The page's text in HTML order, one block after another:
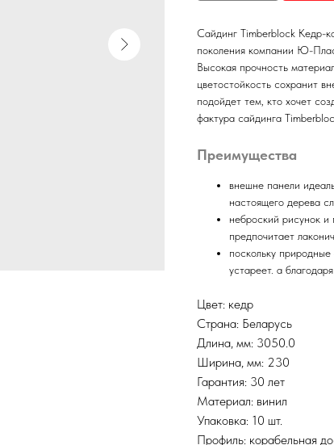
Сайдинг Timberblock Кедр-
поколения компании Ю-
Высокая прочность
цветостойкость сохранит
подойдет тем, кто хочет
фактура сайдинга
Преимущества
внешне панели
настоящего дерева
неброский рисунок и
предпочитает
поскольку
устареет. а
Цвет: кедр
Страна: Беларусь
Длина, мм: 3050.0
Ширина, мм: 230
Гарантия: 30 лет
Материал: винил
Упаковка: 10 шт.
Профиль: корабельная